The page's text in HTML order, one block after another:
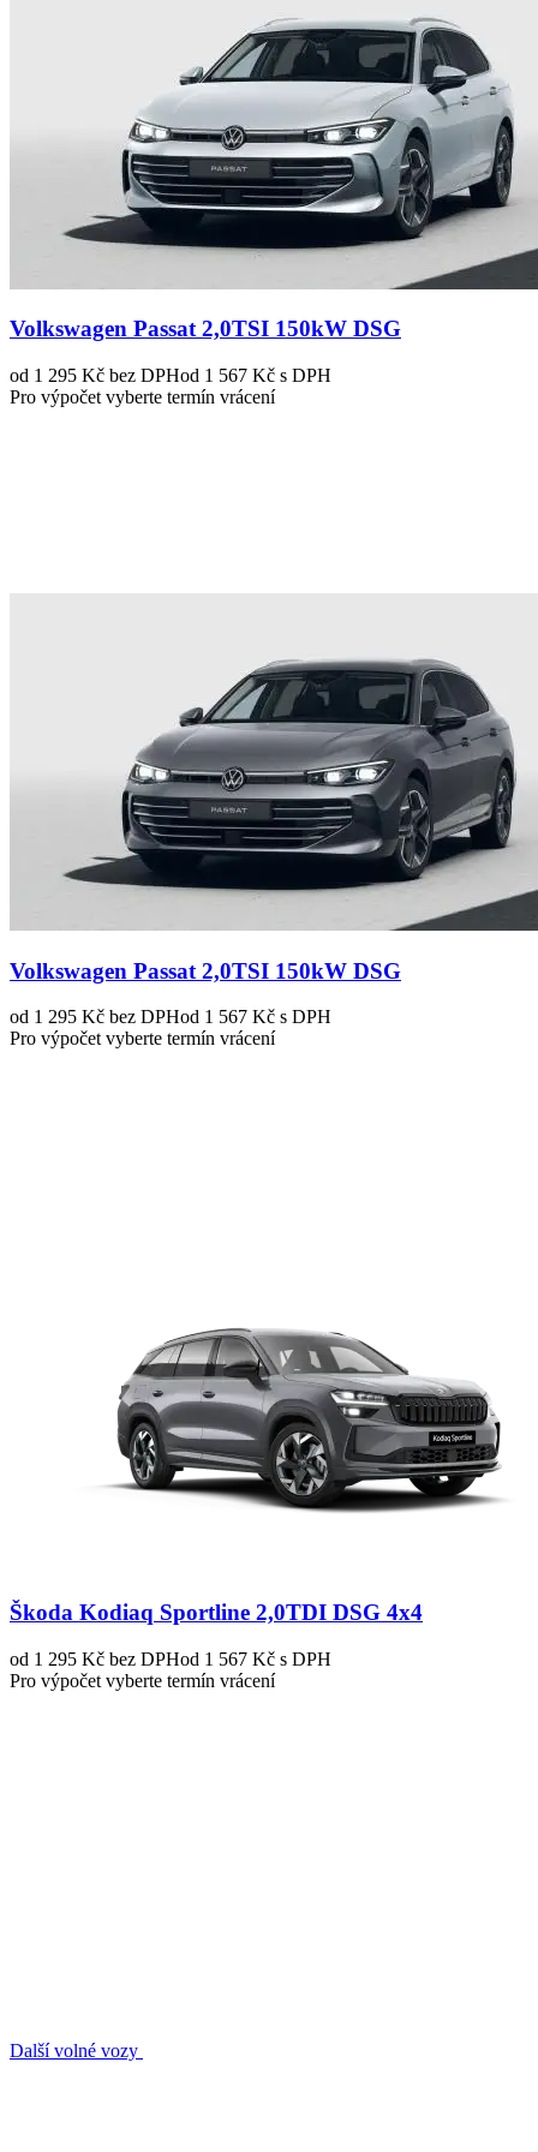
Volkswagen Passat 2,0TSI 150kW DSG
od 1 295 Kč bez DPHod 1 567 Kč s DPH
Pro výpočet vyberte termín vrácení
Volkswagen Passat 2,0TSI 150kW DSG
od 1 295 Kč bez DPHod 1 567 Kč s DPH
Pro výpočet vyberte termín vrácení
Škoda Kodiaq Sportline 2,0TDI DSG 4x4
od 1 295 Kč bez DPHod 1 567 Kč s DPH
Pro výpočet vyberte termín vrácení
Další volné vozy